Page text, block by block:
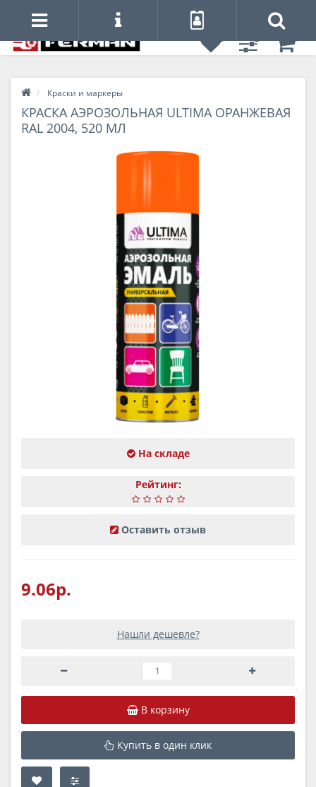
Краски и маркеры
КРАСКА АЭРОЗОЛЬНАЯ ULTIMA ОРАНЖЕВАЯ
RAL 2004, 520 МЛ
На складе
Рейтинг:
Оставить отзыв
9.06р.
Нашли дешевле?
В корзину
Купить в один клик